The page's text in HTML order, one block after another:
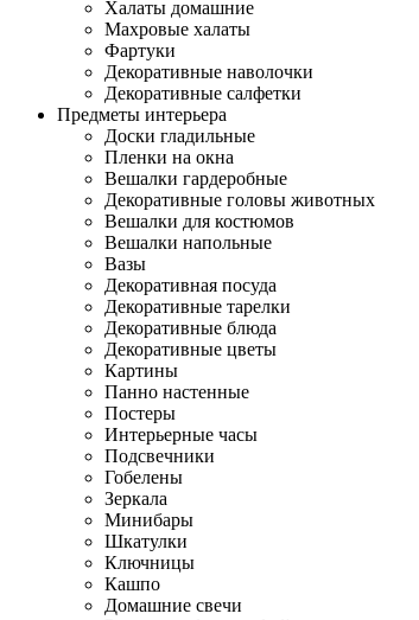
Халаты домашние
Махровые халаты
Фартуки
Декоративные наволочки
Декоративные салфетки
Предметы интерьера
Доски гладильные
Пленки на окна
Вешалки гардеробные
Декоративные головы животных
Вешалки для костюмов
Вешалки напольные
Вазы
Декоративная посуда
Декоративные тарелки
Декоративные блюда
Декоративные цветы
Картины
Панно настенные
Постеры
Интерьерные часы
Подсвечники
Гобелены
Зеркала
Минибары
Шкатулки
Ключницы
Кашпо
Домашние свечи